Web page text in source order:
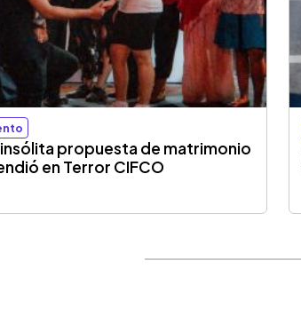
insólita propuesta de matrimonio
en Terror CIFCO